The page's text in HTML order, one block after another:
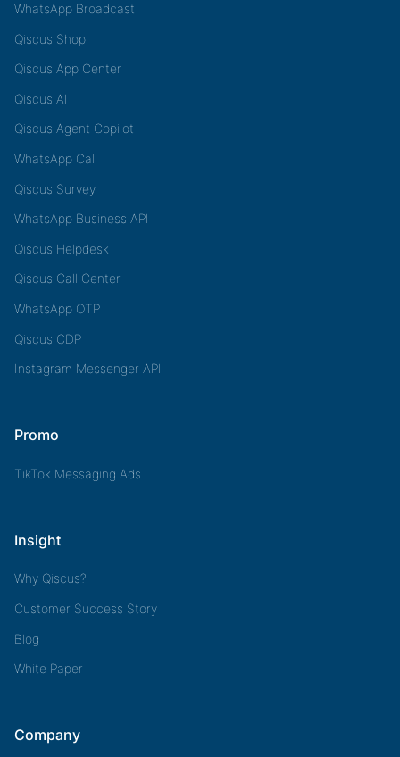
WhatsApp Broadcast
Qiscus Shop
Qiscus App Center
Qiscus AI
Qiscus Agent Copilot
WhatsApp Call
Qiscus Survey
WhatsApp Business API
Qiscus Helpdesk
Qiscus Call Center
WhatsApp OTP
Qiscus CDP
Instagram Messenger API
Promo
TikTok Messaging Ads
Insight
Why Qiscus?
Customer Success Story
Blog
White Paper
Company